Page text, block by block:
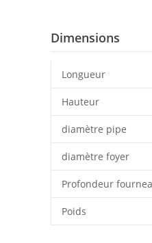
Dimensions
Longueur
Hauteur
diamètre pipe
diamètre foyer
Profondeur
Poids